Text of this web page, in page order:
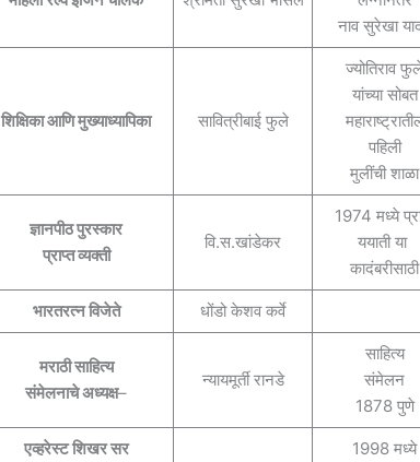
नाव सुरेखा
शिक्षिका आणि मुख्याध्यापिका सावित्रीबाई फुले
ज्योतिराव
यांच्या सोबत
पहिली
मुलींची शाळा
ज्ञानपीठ पुरस्कार
प्राप्त व्यक्ती
वि.स.खांडेकर
1974 मध्ये
ययाती या
कादंबरीसाठी
भारतरत्न विजेते धोंडो केशव कर्वे
मराठी साहित्य
संमेलनाचे अध्यक्ष–
न्यायमूर्ती रानडे
साहित्य
संमेलन
1878 पुणे
एव्हरेस्ट शिखर सर
1998 मध्ये